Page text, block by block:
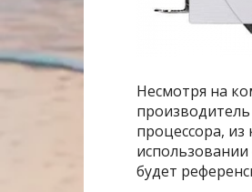
Несмотря на
производитель
процессора,
будет